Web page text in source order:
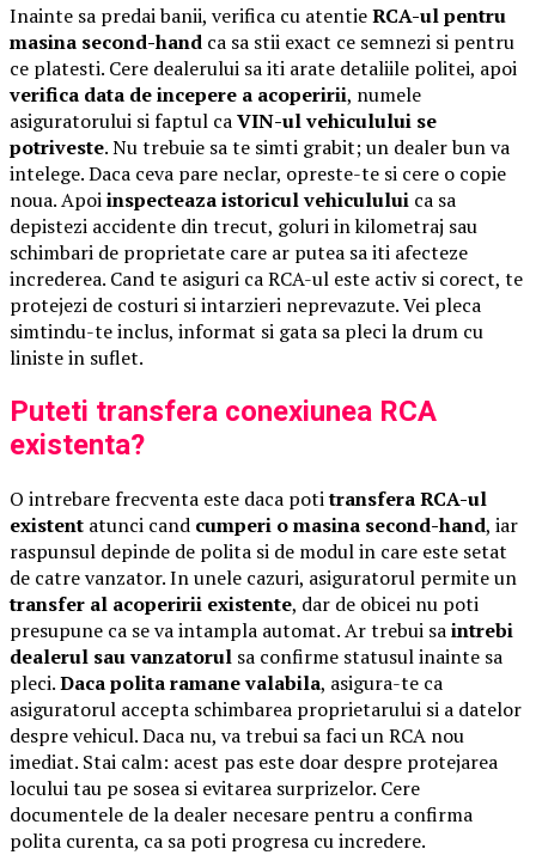
Inainte sa predai banii, verifica cu atentieRCA-ul pentru
masina second-hand ca sa stii exact ce semnezi si pentru
ce platesti. Cere dealerului sa iti arate detaliile politei, apoi
verifica data de incepere a acoperirii, numele
asiguratorului si faptul caVIN-ul vehiculului se
potriveste. Nu trebuie sa te simti grabit; un dealer bun va
intelege. Daca ceva pare neclar, opreste-te si cere o copie
noua. Apoiinspecteaza istoricul vehiculului ca sa
depistezi accidente din trecut, goluri in kilometraj sau
schimbari de proprietate care ar putea sa iti afecteze
increderea. Cand te asiguri ca RCA-ul este activ si corect, te
protejezi de costuri si intarzieri neprevazute. Vei pleca
simtindu-te inclus, informat si gata sa pleci la drum cu
liniste in suflet.
Puteti transfera conexiunea RCA
existenta?
O intrebare frecventa este daca potitransfera RCA-ul
existent atunci cand cumperi o masina second-hand, iar
raspunsul depinde de polita si de modul in care este setat
de catre vanzator. In unele cazuri, asiguratorul permite un
transfer al acoperirii existente, dar de obicei nu poti
presupune ca se va intampla automat. Ar trebui saintrebi
dealerul sau vanzatorul sa confirme statusul inainte sa
pleci.Daca polita ramane valabila, asigura-te ca
asiguratorul accepta schimbarea proprietarului si a datelor
despre vehicul. Daca nu, va trebui sa faci un RCA nou
imediat. Stai calm: acest pas este doar despre protejarea
locului tau pe sosea si evitarea surprizelor. Cere
documentele de la dealer necesare pentru a confirma
polita curenta, ca sa poti progresa cu incredere.